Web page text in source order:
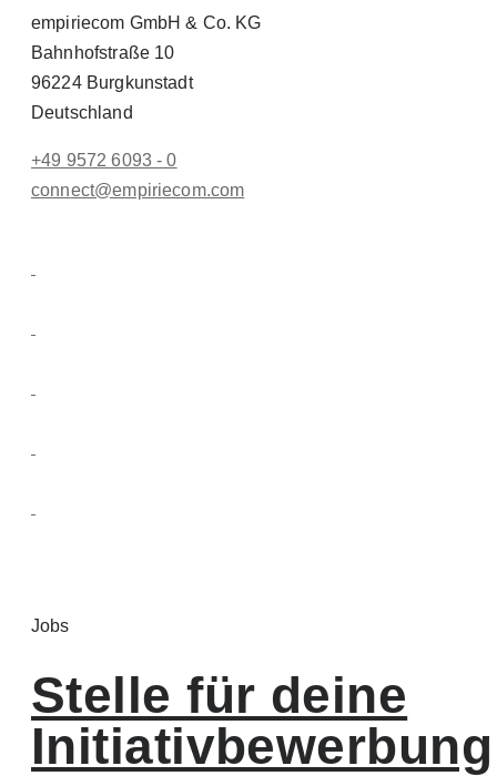
empiriecom GmbH & Co. KG
Bahnhofstraße 10
96224 Burgkunstadt
Deutschland
+49 9572 6093 - 0
connect@empiriecom.com
Jobs
Stelle für deine
Initiativbewerbung